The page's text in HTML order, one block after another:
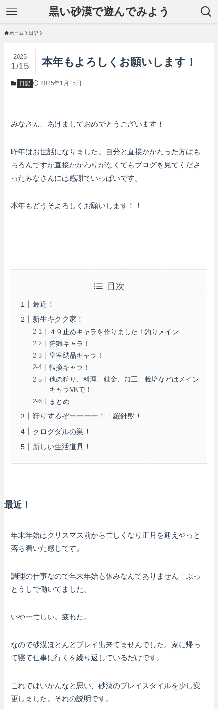
黒い砂漠で遊んでみよう
ホーム 日記
本年もよろしくお願いします！
2025
1/15
日記 2025年1月15日
みなさん、あけましておめでとうございます！
昨年はお世話になりました。自分と直接かかわった方はも
ちろんですが直接かかわりがなくてもブログを見てくださ
ったみなさんには感謝でいっぱいです。
本年もどうそよろしくお願いします！！
目次
最近！
新生キクク家！
４９止めキャラを作りました！釣りメイン！
狩猟キャラ！
皇室納品キャラ！
転換キャラ！
他の狩り、料理、錬金、加工、栽培などはメイン
キャラVKで！
まとめ！
狩りするぞーーーー！！羅針盤！
クログダルの巣！
新しい生活道具！
最近！
年末年始はクリスマス前から忙しくなり正月を迎えやっと
落ち着いた感じです。
調理の仕事なので年末年始も休みなんてありません！ぶっ
とうしで働いてました。
いやー忙しい。疲れた。
なので砂漠ほとんどプレイ出来てませんでした。家に帰っ
て寝て仕事に行くを繰り返しているだけです。
これではいかんなと思い、砂漠のプレイスタイルを少し変
更しました。それの説明です。